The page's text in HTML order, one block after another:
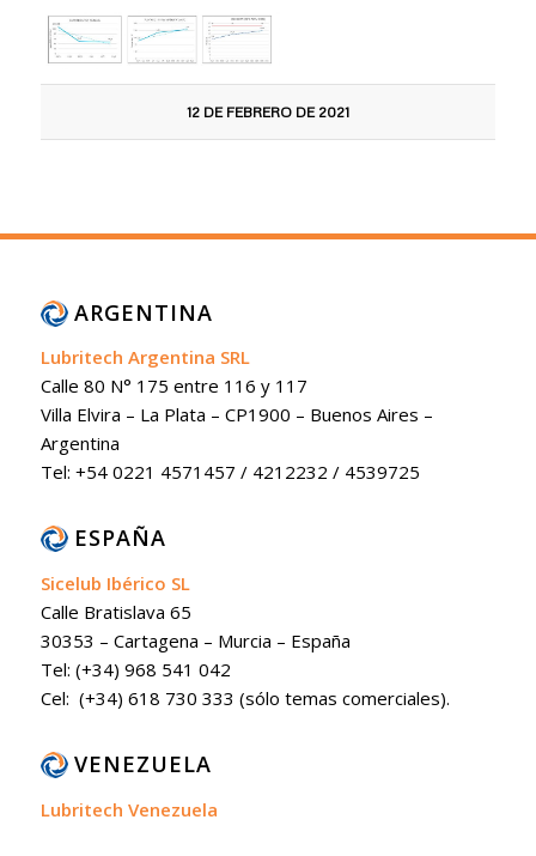
12 DE FEBRERO DE 2021
ARGENTINA
Lubritech Argentina SRL
Calle 80 N° 175 entre 116 y 117
Villa Elvira – La Plata – CP1900 – Buenos Aires –
Argentina
Tel: +54 0221 4571457 / 4212232 / 4539725
ESPAÑA
Sicelub Ibérico SL
Calle Bratislava 65
30353 – Cartagena – Murcia – España
Tel: (+34) 968 541 042
Cel: (+34) 618 730 333 (sólo temas comerciales).
VENEZUELA
Lubritech Venezuela